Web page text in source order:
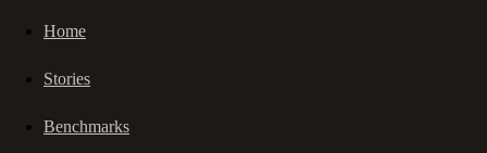
Home
Stories
Benchmarks